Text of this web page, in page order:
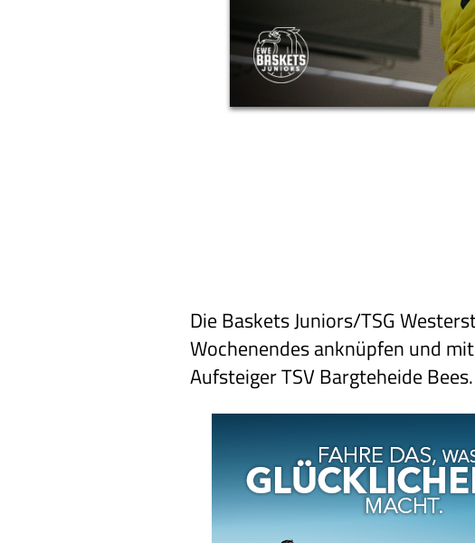
Die Baskets Juniors/TSG
Wochenendes anknüpfen und
Aufsteiger TSV Bargteheide Bees.